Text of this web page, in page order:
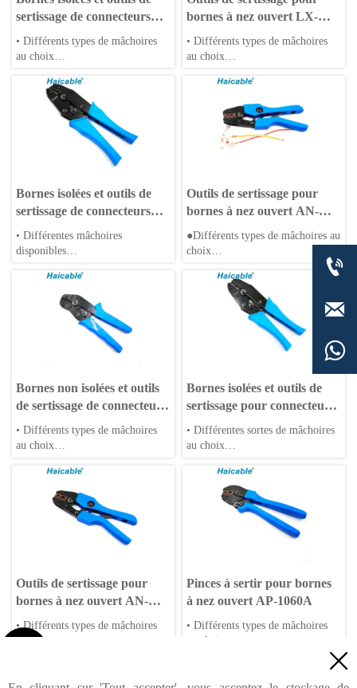
sertissage de connecteurs
LX-30J
• Différents types de mâchoires
au choix
• Poignées en PP ou TPR
bornes à nez ouvert LX-
1060A
• Différents types de mâchoires
au choix
• Poignées en PP ou TPR
Bornes isolées et outils de
sertissage de connecteurs
LX-03C
• Différentes mâchoires
disponibles
• Poignées en PP ou TPR
Outils de sertissage pour
bornes à nez ouvert AN-
0510A
●Différents types de mâchoires au
choix
●Poignées en PP ou TPR
Bornes non isolées et outils
de sertissage de connecteurs
SN-02
• Différents types de mâchoires
au choix
• Poignées en PP ou TPR
Bornes isolées et outils de
sertissage pour connecteurs
LX-18C
• Différentes sortes de mâchoires
au choix
• Poignées en PP ou TPR
Outils de sertissage pour
bornes à nez ouvert AN-
1060A
• Différents types de mâchoires
au choix
Pinces à sertir pour bornes
à nez ouvert AP-1060A
• Différents types de mâchoires
au choix



